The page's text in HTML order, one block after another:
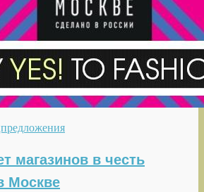
магазинов в честь
Москве